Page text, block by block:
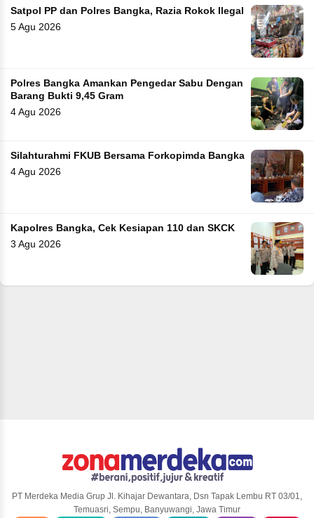
Satpol PP dan Polres Bangka, Razia Rokok Ilegal
5 Agu 2026
Polres Bangka Amankan Pengedar Sabu Dengan
Barang Bukti 9,45 Gram
4 Agu 2026
Silahturahmi FKUB Bersama Forkopimda Bangka
4 Agu 2026
Kapolres Bangka, Cek Kesiapan 110 dan SKCK
3 Agu 2026
PT Merdeka Media Grup Jl. Kihajar Dewantara, Dsn Tapak Lembu RT 03/01,
Temuasri, Sempu, Banyuwangi, Jawa Timur